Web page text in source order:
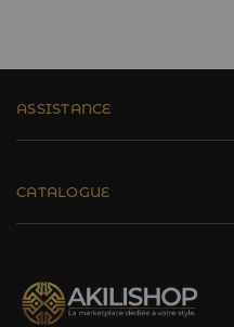
ASSISTANCE
CATALOGUE